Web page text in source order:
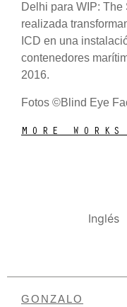
Delhi para WIP: The
realizada
ICD en una
contenedores
2016.
Fotos ©Blind Eye
MORE
Inglés
GONZALO